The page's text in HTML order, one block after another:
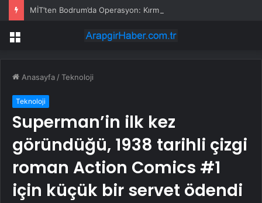
Menü
Anasayfa /Teknoloji
Teknoloji
Superman’in ilk kez
göründüğü, 1938 tarihli çizgi
roman Action Comics #1
için küçük bir servet ödendi